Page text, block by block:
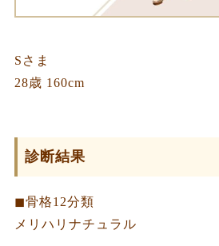
Sさま
28歳 160cm
診断結果
◼︎骨格12分類
メリハリナチュラル